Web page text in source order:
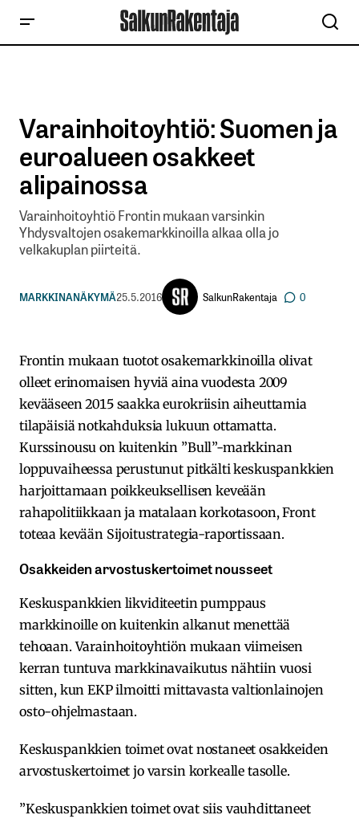
Varainhoitoyhtiö: Suomen ja
euroalueen osakkeet
alipainossa
Varainhoitoyhtiö Frontin mukaan varsinkin
Yhdysvaltojen osakemarkkinoilla alkaa olla jo
velkakuplan piirteitä.
MARKKINANÄKYMÄ25.5.2016 SalkunRakentaja 0
Frontin mukaan tuotot osakemarkkinoilla olivat
olleet erinomaisen hyviä aina vuodesta 2009
kevääseen 2015 saakka eurokriisin aiheuttamia
tilapäisiä notkahduksia lukuun ottamatta.
Kurssinousu on kuitenkin ”Bull”-markkinan
loppuvaiheessa perustunut pitkälti keskuspankkien
harjoittamaan poikkeuksellisen keveään
rahapolitiikkaan ja matalaan korkotasoon, Front
toteaa kevään Sijoitustrategia-raportissaan.
Osakkeiden arvostuskertoimet nousseet
Keskuspankkien likviditeetin pumppaus
markkinoille on kuitenkin alkanut menettää
tehoaan. Varainhoitoyhtiön mukaan viimeisen
kerran tuntuva markkinavaikutus nähtiin vuosi
sitten, kun EKP ilmoitti mittavasta valtionlainojen
osto-ohjelmastaan.
Keskuspankkien toimet ovat nostaneet osakkeiden
arvostuskertoimet jo varsin korkealle tasolle.
”Keskuspankkien toimet ovat siis vauhdittaneet